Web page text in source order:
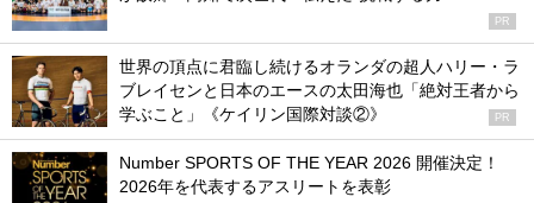
PR
世界の頂点に君臨し続けるオランダの超人ハリー・ラ
ブレイセンと日本のエースの太田海也「絶対王者から
学ぶこと」《ケイリン国際対談②》
PR
Number SPORTS OF THE YEAR 2026 開催決定！
2026年を代表するアスリートを表彰